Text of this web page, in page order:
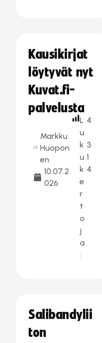
Kausikirjat
löytyvät nyt
Kuvat.fi-
palvelusta
Markku
Huopon
en
10.07.2
026
L
u
k
u
k
e
r
t
o
j
a
:
4
3
1
4
Salibandylii
ton